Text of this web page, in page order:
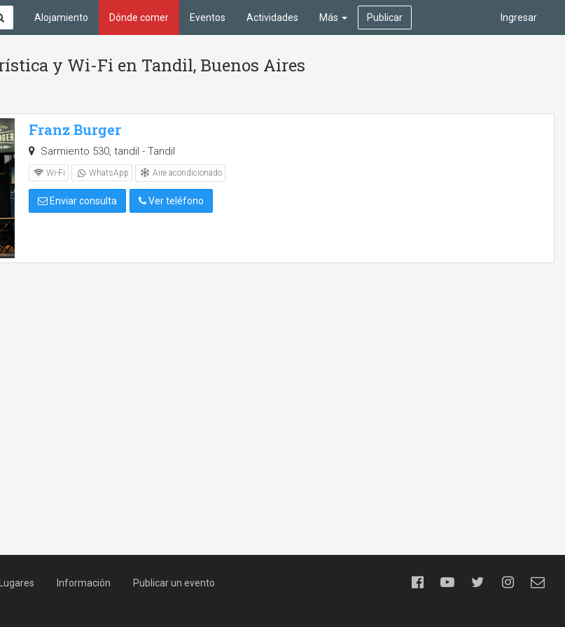
Ingresar
Alojamiento Dónde comer Eventos Actividades Más Publicar
y Wi-Fi en Tandil, Buenos Aires
Franz Burger
Sarmiento 530, tandil - Tandil
Wi-Fi WhatsApp Aire acondicionado
Enviar consulta Ver teléfono
Lugares Información Publicar un evento